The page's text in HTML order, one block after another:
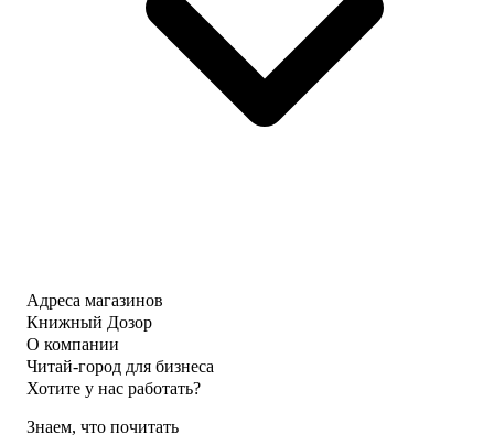
Адреса магазинов
Книжный Дозор
О компании
Читай-город для бизнеса
Хотите у нас работать?
Знаем, что почитать